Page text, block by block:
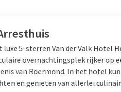
luxe 5-sterren Van der Valk Hotel
overnachtingsplek rijker op
van Roermond. In het hotel
en genieten van allerlei